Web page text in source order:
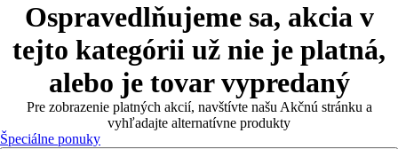
Ospravedlňujeme sa, akcia v
tejto kategórii už nie je platná,
alebo je tovar vypredaný
Pre zobrazenie platných akcií, navštívte našu Akčnú stránku a
vyhľadajte alternatívne produkty
Špeciálne ponuky